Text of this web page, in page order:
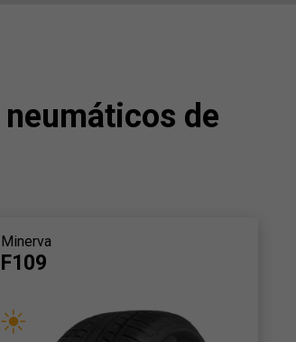
de
Minerva
F109